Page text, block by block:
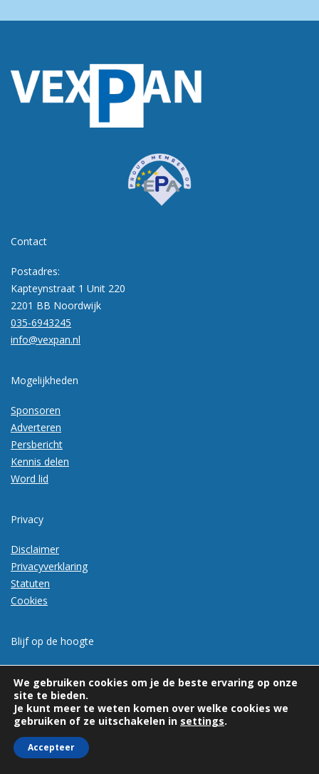
Contact
Postadres:
Kapteynstraat 1 Unit 220
2201 BB Noordwijk
035-6943245
info@vexpan.nl
Mogelijkheden
Sponsoren
Adverteren
Persbericht
Kennis delen
Word lid
Privacy
Disclaimer
Privacyverklaring
Statuten
Cookies
Blijf op de hoogte
We gebruiken cookies om je de beste ervaring op onze
site te bieden.
Je kunt meer te weten komen over welke cookies we
gebruiken of ze uitschakelen in settings.
Accepteer